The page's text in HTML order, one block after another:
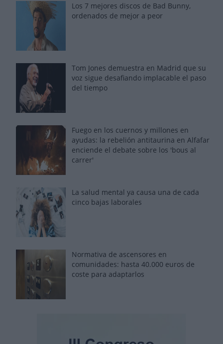
Los 7 mejores discos de Bad Bunny,
ordenados de mejor a peor
Tom Jones demuestra en Madrid que su
voz sigue desafiando implacable el paso
del tiempo
Fuego en los cuernos y millones en
ayudas: la rebelión antitaurina en Alfafar
enciende el debate sobre los 'bous al
carrer'
La salud mental ya causa una de cada
cinco bajas laborales
Normativa de ascensores en
comunidades: hasta 40.000 euros de
coste para adaptarlos